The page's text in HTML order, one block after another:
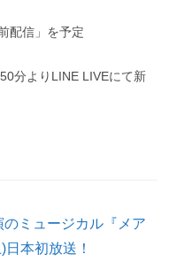
配信」を予定
分よりLINE LIVEにて新
ミュージカル『メア
本初放送！